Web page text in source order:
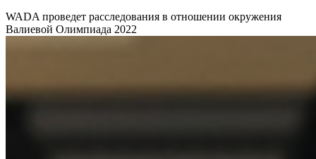
WADA проведет расследования в отношении окружения
Валиевой Олимпиада 2022